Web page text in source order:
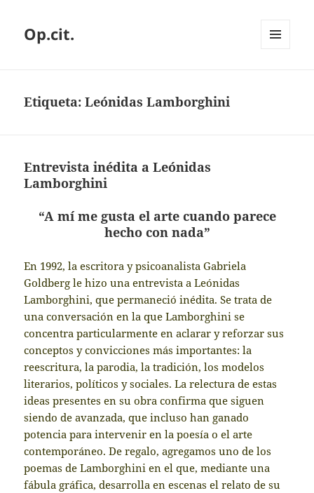
Op.cit.
Etiqueta:Leónidas Lamborghini
Entrevista inédita a Leónidas
Lamborghini
“A mí me gusta el arte cuando parece
hecho con nada”
En 1992, la escritora y psicoanalista Gabriela
Goldberg le hizo una entrevista a Leónidas
Lamborghini, que permaneció inédita. Se trata de
una conversación en la que Lamborghini se
concentra particularmente en aclarar y reforzar sus
conceptos y convicciones más importantes: la
reescritura, la parodia, la tradición, los modelos
literarios, políticos y sociales. La relectura de estas
ideas presentes en su obra confirma que siguen
siendo de avanzada, que incluso han ganado
potencia para intervenir en la poesía o el arte
contemporáneo. De regalo, agregamos uno de los
poemas de Lamborghini en el que, mediante una
fábula gráfica, desarrolla en escenas el relato de su